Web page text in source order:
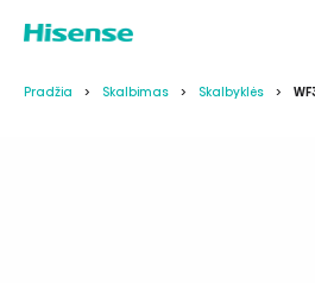
Pradžia Skalbimas Skalbyklės